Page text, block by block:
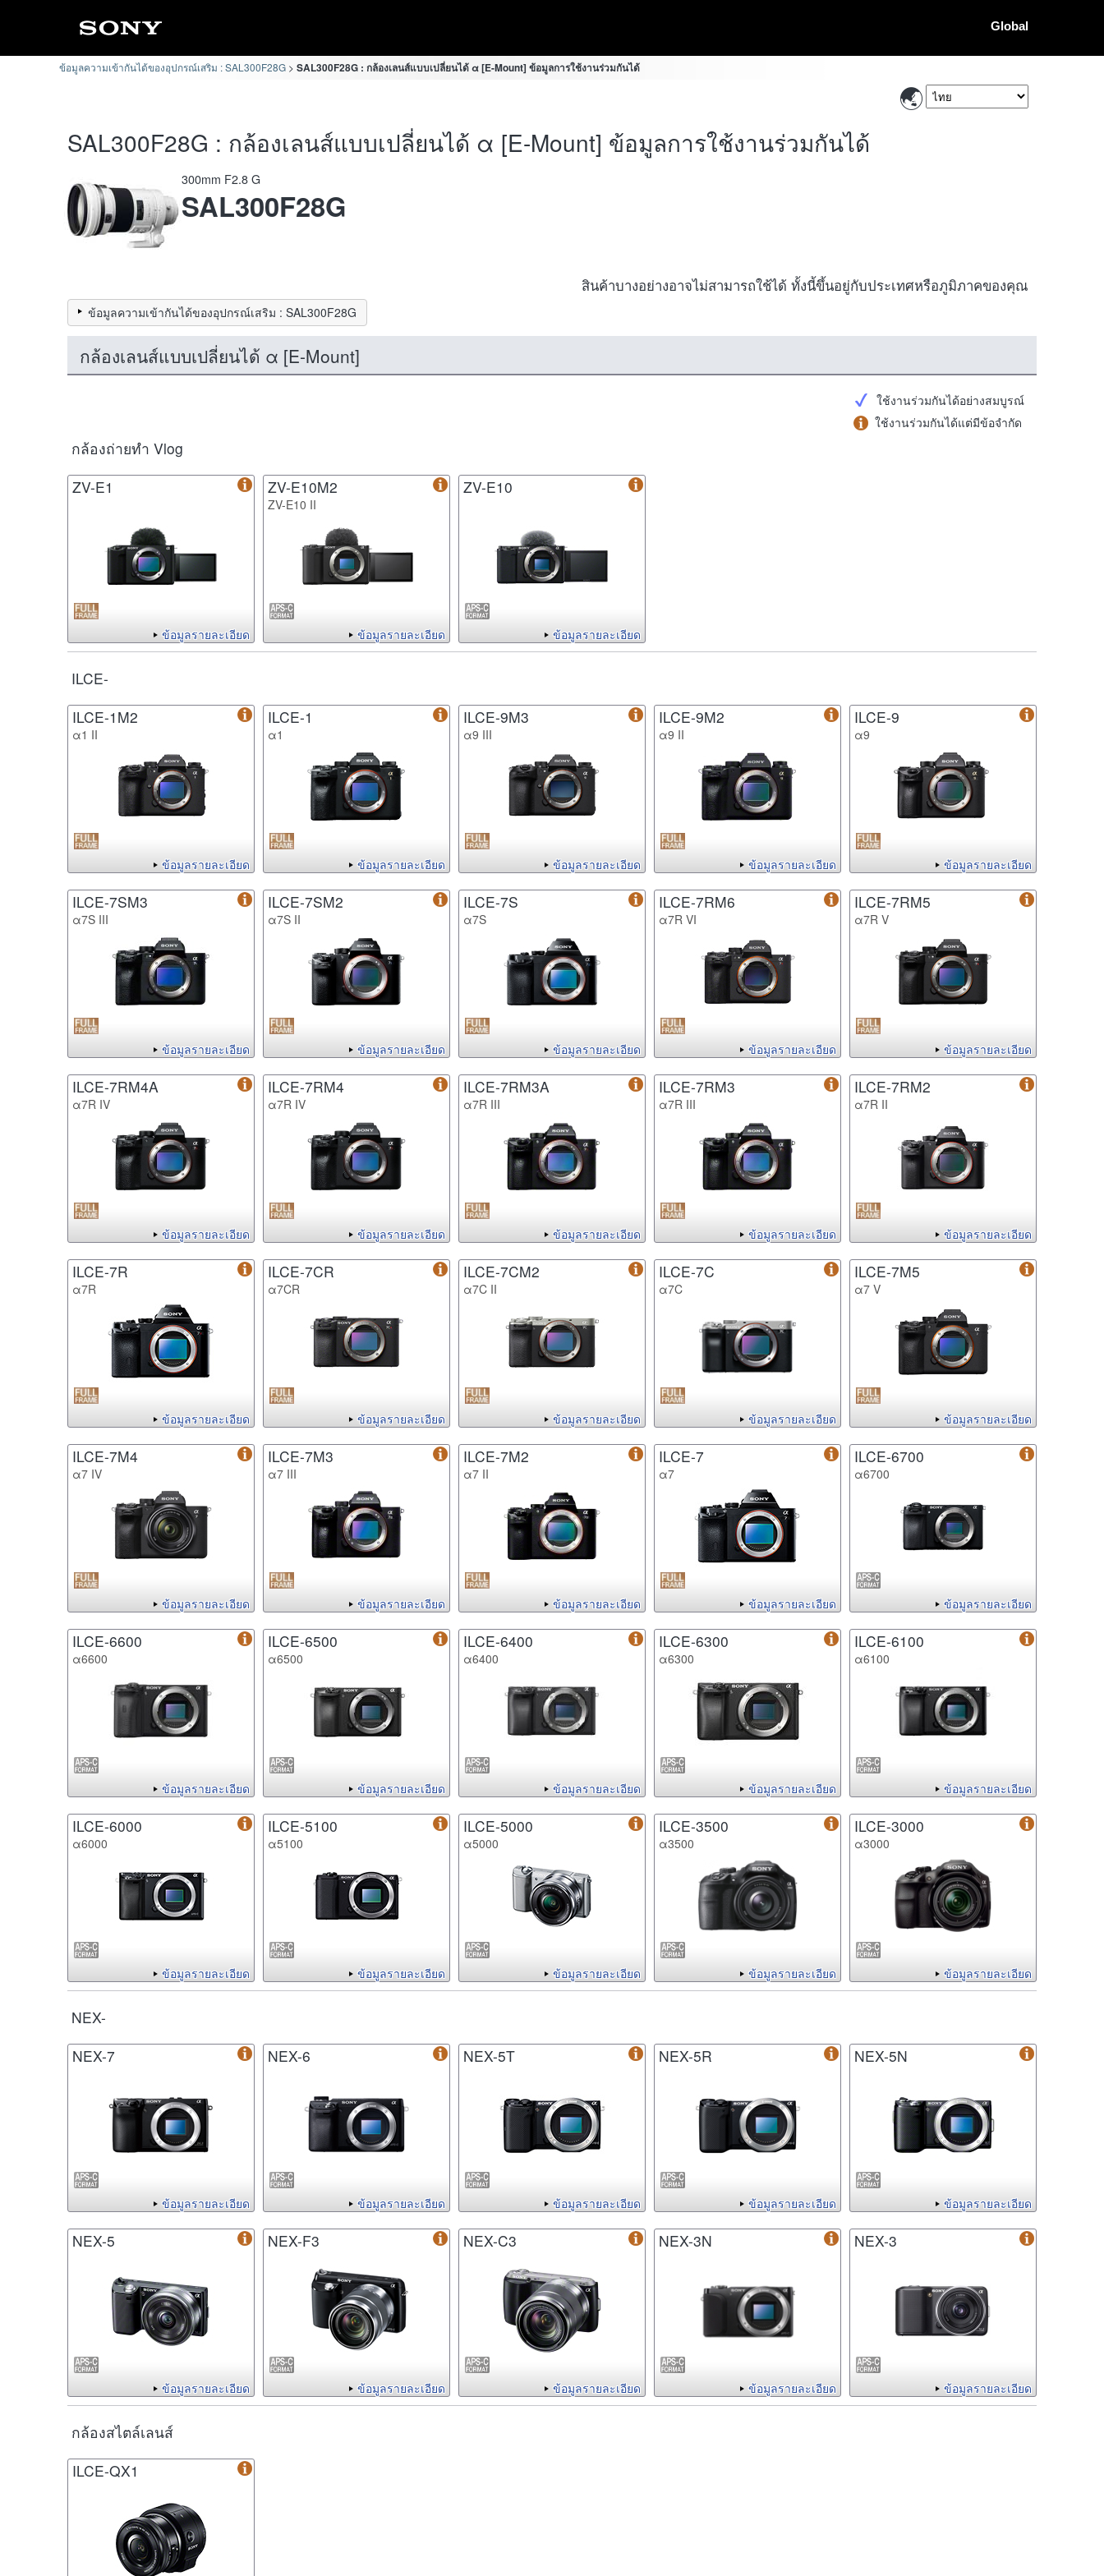
Global
ข้อมูลความเข้ากันได้ของอุปกรณ์เสริม : SAL300F28G SAL300F28G : กล้องเลนส์แบบเปลี่ยนได้ α [E-Mount] ข้อมูลการใช้งานร่วมกันได้
SAL300F28G : กล้องเลนส์แบบเปลี่ยนได้ α [E-Mount] ข้อมูลการใช้งานร่วมกันได้
300mm F2.8 G
SAL300F28G
สินค้าบางอย่างอาจไม่สามารถใช้ได้ ทั้งนี้ขึ้นอยู่กับประเทศหรือภูมิภาคของคุณ
ข้อมูลความเข้ากันได้ของอุปกรณ์เสริม : SAL300F28G
กล้องเลนส์แบบเปลี่ยนได้ α [E-Mount]
ใช้งานร่วมกันได้อย่างสมบูรณ์
ใช้งานร่วมกันได้แต่มีข้อจำกัด
กล้องถ่ายทำ Vlog
ZV-E1
ข้อมูลรายละเอียด
ZV-E10M2
ZV-E10 II
ข้อมูลรายละเอียด
ZV-E10
ข้อมูลรายละเอียด
ILCE-
ILCE-1M2
α1 II
ข้อมูลรายละเอียด
ILCE-1
α1
ข้อมูลรายละเอียด
ILCE-9M3
α9 III
ข้อมูลรายละเอียด
ILCE-9M2
α9 II
ข้อมูลรายละเอียด
ILCE-9
α9
ข้อมูลรายละเอียด
ILCE-7SM3
α7S III
ข้อมูลรายละเอียด
ILCE-7SM2
α7S II
ข้อมูลรายละเอียด
ILCE-7S
α7S
ข้อมูลรายละเอียด
ILCE-7RM6
α7R VI
ข้อมูลรายละเอียด
ILCE-7RM5
α7R V
ข้อมูลรายละเอียด
ILCE-7RM4A
α7R IV
ข้อมูลรายละเอียด
ILCE-7RM4
α7R IV
ข้อมูลรายละเอียด
ILCE-7RM3A
α7R III
ข้อมูลรายละเอียด
ILCE-7RM3
α7R III
ข้อมูลรายละเอียด
ILCE-7RM2
α7R II
ข้อมูลรายละเอียด
ILCE-7R
α7R
ข้อมูลรายละเอียด
ILCE-7CR
α7CR
ข้อมูลรายละเอียด
ILCE-7CM2
α7C II
ข้อมูลรายละเอียด
ILCE-7C
α7C
ข้อมูลรายละเอียด
ILCE-7M5
α7 V
ข้อมูลรายละเอียด
ILCE-7M4
α7 IV
ข้อมูลรายละเอียด
ILCE-7M3
α7 III
ข้อมูลรายละเอียด
ILCE-7M2
α7 II
ข้อมูลรายละเอียด
ILCE-7
α7
ข้อมูลรายละเอียด
ILCE-6700
α6700
ข้อมูลรายละเอียด
ILCE-6600
α6600
ข้อมูลรายละเอียด
ILCE-6500
α6500
ข้อมูลรายละเอียด
ILCE-6400
α6400
ข้อมูลรายละเอียด
ILCE-6300
α6300
ข้อมูลรายละเอียด
ILCE-6100
α6100
ข้อมูลรายละเอียด
ILCE-6000
α6000
ข้อมูลรายละเอียด
ILCE-5100
α5100
ข้อมูลรายละเอียด
ILCE-5000
α5000
ข้อมูลรายละเอียด
ILCE-3500
α3500
ข้อมูลรายละเอียด
ILCE-3000
α3000
ข้อมูลรายละเอียด
NEX-
NEX-7
ข้อมูลรายละเอียด
NEX-6
ข้อมูลรายละเอียด
NEX-5T
ข้อมูลรายละเอียด
NEX-5R
ข้อมูลรายละเอียด
NEX-5N
ข้อมูลรายละเอียด
NEX-5
ข้อมูลรายละเอียด
NEX-F3
ข้อมูลรายละเอียด
NEX-C3
ข้อมูลรายละเอียด
NEX-3N
ข้อมูลรายละเอียด
NEX-3
ข้อมูลรายละเอียด
กล้องสไตล์เลนส์
ILCE-QX1